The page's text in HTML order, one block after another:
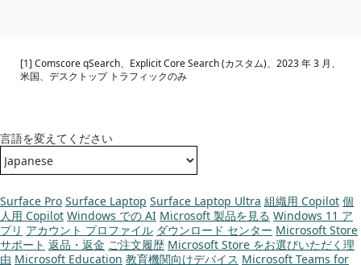
[1] Comscore qSearch、Explicit Core Search (カスタム)、2023 年 3 月、
米国、デスクトップ トラフィックのみ
言語を変えてください
Surface Pro Surface Laptop Surface Laptop Ultra 組織用 Copilot 個
人用 Copilot Windows での AI Microsoft 製品を見る Windows 11 ア
プリ アカウント プロファイル ダウンロード センター Microsoft Store
サポート 返品・返金 ご注文履歴 Microsoft Store をお選びいただく理
由 Microsoft Education 教育機関向けデバイス Microsoft Teams for